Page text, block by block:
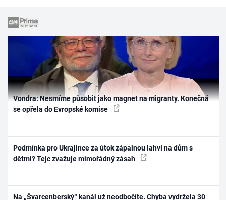
Vondra: Nesmíme působit jako magnet na migranty. Konečná
se opřela do Evropské komise
Podmínka pro Ukrajince za útok zápalnou lahví na dům s
dětmi? Tejc zvažuje mimořádný zásah
Na „Švarcenberský“ kanál už neodbočíte. Chyba vydržela 30